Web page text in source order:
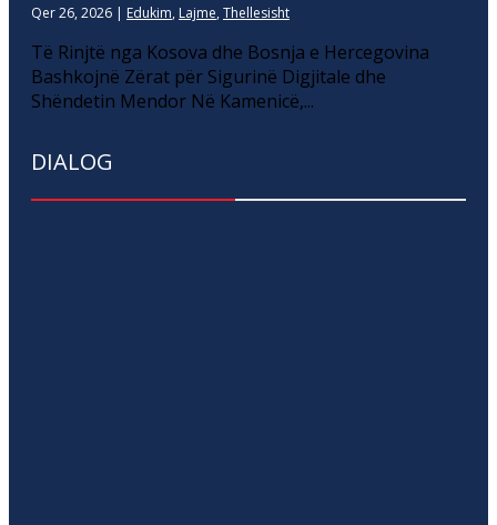
Qer 26, 2026 | Edukim, Lajme, Thellesisht
Të Rinjtë nga Kosova dhe Bosnja e Hercegovina
Bashkojnë Zërat për Sigurinë Digjitale dhe
Shëndetin Mendor Në Kamenicë,...
DIALOG